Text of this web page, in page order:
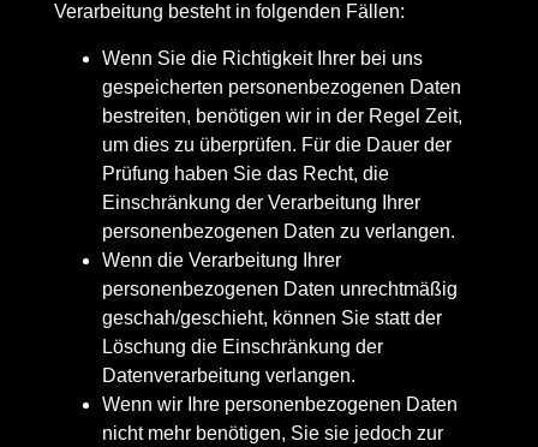
Verarbeitung besteht in folgenden Fällen:
Wenn Sie die Richtigkeit Ihrer bei uns
gespeicherten personenbezogenen Daten
bestreiten, benötigen wir in der Regel Zeit,
um dies zu überprüfen. Für die Dauer der
Prüfung haben Sie das Recht, die
Einschränkung der Verarbeitung Ihrer
personenbezogenen Daten zu verlangen.
Wenn die Verarbeitung Ihrer
personenbezogenen Daten unrechtmäßig
geschah/geschieht, können Sie statt der
Löschung die Einschränkung der
Datenverarbeitung verlangen.
Wenn wir Ihre personenbezogenen Daten
nicht mehr benötigen, Sie sie jedoch zur